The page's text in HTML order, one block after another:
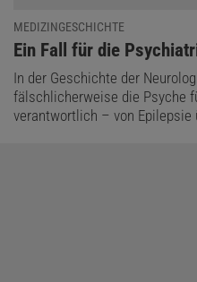
MEDIZINGESCHICHTE
:
Ein Fall für die
In der Geschichte der
fälschlicherweise die Psyche
verantwortlich – von Epilepsie